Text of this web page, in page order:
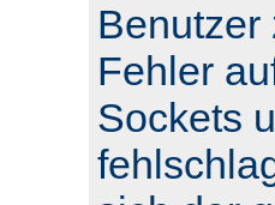
Benutzer
Fehler
Sockets